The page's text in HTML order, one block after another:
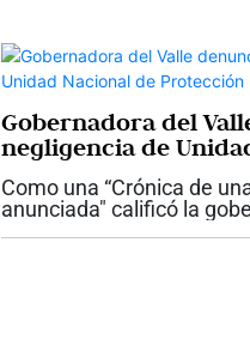
Gobernadora del
negligencia de
Protección
Como una “Crónica de
anunciada" calificó la
Dilian Francisca Toro el